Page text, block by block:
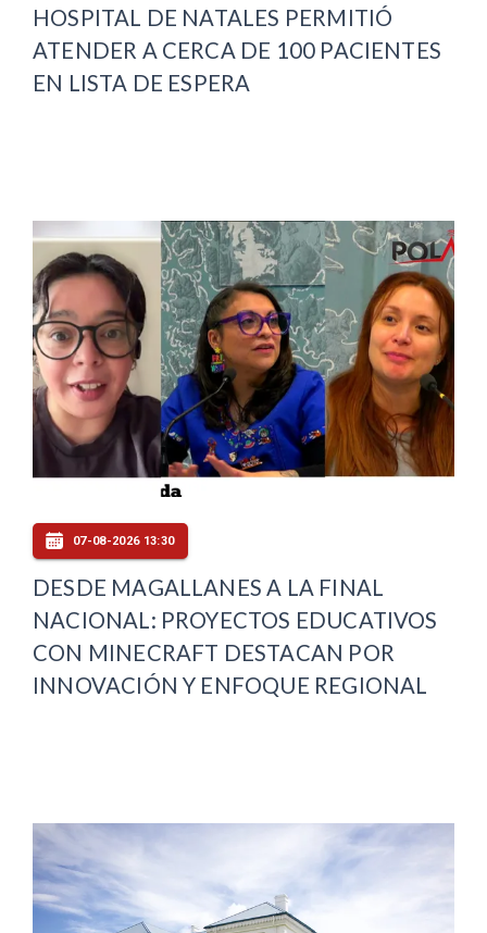
HOSPITAL DE NATALES PERMITIÓ
ATENDER A CERCA DE 100 PACIENTES
EN LISTA DE ESPERA
07-08-2026 13:30
DESDE MAGALLANES A LA FINAL
NACIONAL: PROYECTOS EDUCATIVOS
CON MINECRAFT DESTACAN POR
INNOVACIÓN Y ENFOQUE REGIONAL